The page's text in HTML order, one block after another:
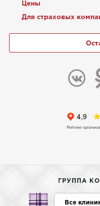
Цены
Для страховых
ГРУППА
Все